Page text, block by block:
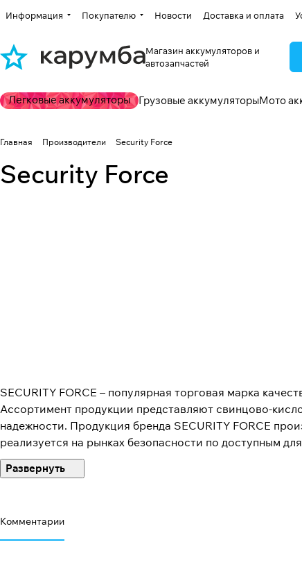
Информация Покупателю Новости Доставка и оплата
Магазин аккумуляторов и
автозапчастей
Легковые аккумуляторы Грузовые аккумуляторыМото
Главная Производители Security Force
Security Force
SECURITY FORCE – популярная торговая марка
Ассортимент продукции представляют свинцово-
надежности. Продукция бренда SECURITY FORCE
реализуется на рынках безопасности по доступным
Компания-производитель стремится к позициям
Аккумуляторы SECURITY FORCE обладают явными
регулировки давления газа и предназначены для
Комментарии